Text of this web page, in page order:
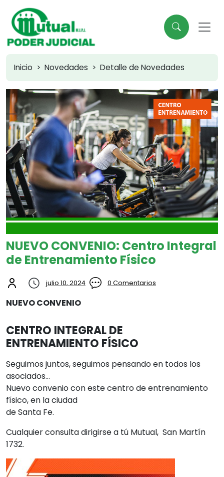
Inicio Novedades Detalle de Novedades
NUEVO CONVENIO: Centro Integral
de Entrenamiento Físico
julio 10, 2024 0 Comentarios
NUEVO CONVENIO
CENTRO INTEGRAL DE
ENTRENAMIENTO FÍSICO
Seguimos juntos, seguimos pensando en todos los
asociados…
Nuevo convenio con este centro de entrenamiento
físico, en la ciudad
de Santa Fe.
Cualquier consulta dirigirse a tú Mutual, San Martín
1732.